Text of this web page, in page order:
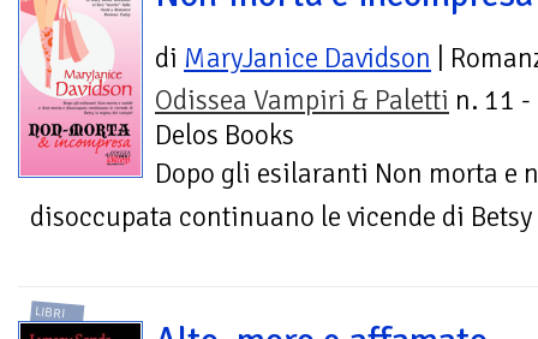
di MaryJanice Davidson |
Odissea Vampiri & Paletti n. 11 -
Delos Books
Dopo gli esilaranti Non morta e
disoccupata continuano le vicende di
LIBRI